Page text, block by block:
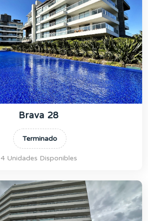
Brava 28
Terminado
4 Unidades Disponibles